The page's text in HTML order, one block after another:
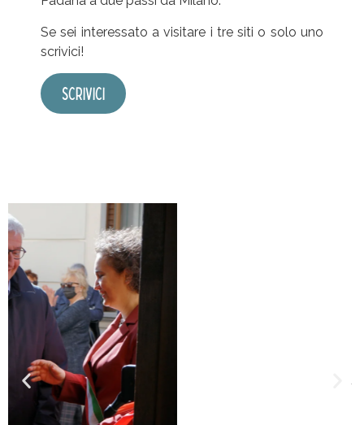
Se sei interessato a visitare i tre siti o solo uno
scrivici!
SCRIVICI